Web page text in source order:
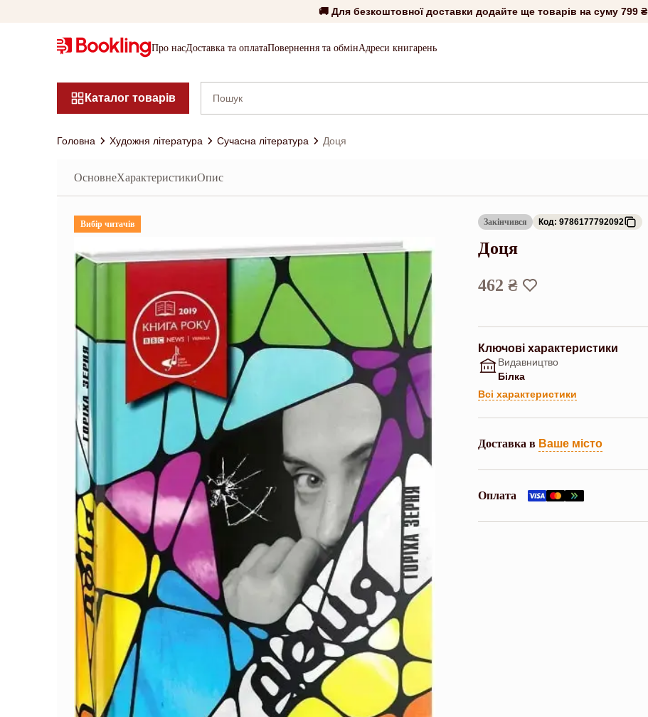
🚚 Для безкоштовної доставки додайте ще товарів на суму 799 ₴
Про насДоставка та оплатаПовернення та обмінАдреси книгарень
Каталог товарів
Головна Художня література Сучасна література Доця
ОсновнеХарактеристикиОпис
Вибір читачів Закінчився Код: 9786177792092
Доця
462 ₴
Ключові характеристики
Видавництво
Білка
Всі характеристики
Доставка в Ваше місто
Оплата